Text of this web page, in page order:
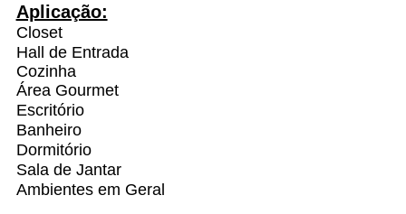
Aplicação:
Closet
Hall de Entrada
Cozinha
Área Gourmet
Escritório
Banheiro
Dormitório
Sala de Jantar
Ambientes em Geral